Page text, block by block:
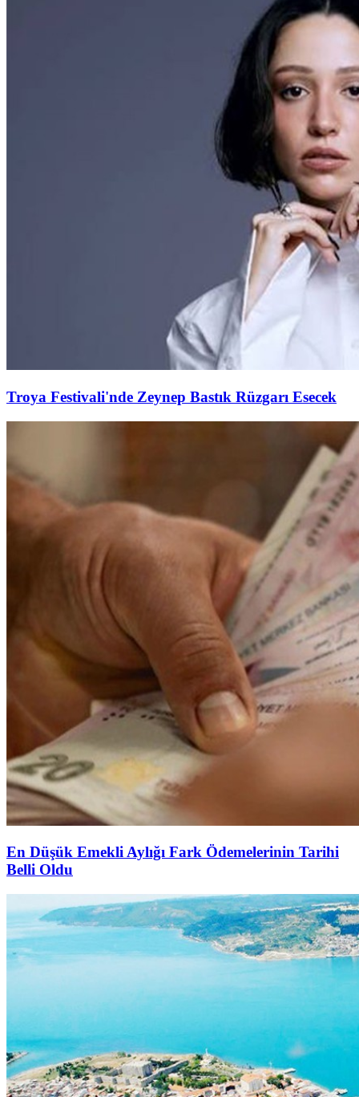
Troya Festivali'nde Zeynep Bastık Rüzgarı Esecek
En Düşük Emekli Aylığı Fark Ödemelerinin Tarihi
Belli Oldu